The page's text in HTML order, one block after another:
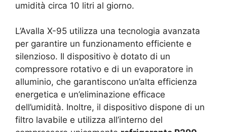
umidità circa 10 litri al giorno.
L’Avalla X-95 utilizza una tecnologia avanzata
per garantire un funzionamento efficiente e
silenzioso. Il dispositivo è dotato di un
compressore rotativo e di un evaporatore in
alluminio, che garantiscono un’alta efficienza
energetica e un’eliminazione efficace
dell’umidità. Inoltre, il dispositivo dispone di un
filtro lavabile e utilizza all’interno del